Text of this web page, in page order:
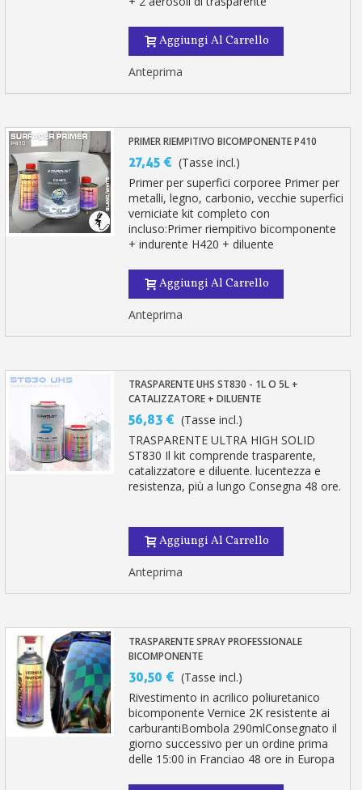
Aggiungi Al Carrello
Anteprima
PRIMER RIEMPITIVO BICOMPONENTE P410
27,45 € (Tasse incl.)
Primer per superfici corporee Primer per
metalli, legno, carbonio, vecchie superfici
verniciate kit completo con
incluso:Primer riempitivo bicomponente
+ indurente H420 + diluente
Aggiungi Al Carrello
Anteprima
TRASPARENTE UHS ST830 - 1L O 5L +
CATALIZZATORE + DILUENTE
56,83 € (Tasse incl.)
TRASPARENTE ULTRA HIGH SOLID
ST830 Il kit comprende trasparente,
catalizzatore e diluente. lucentezza e
resistenza, più a lungo Consegna 48 ore.
Aggiungi Al Carrello
Anteprima
TRASPARENTE SPRAY PROFESSIONALE
BICOMPONENTE
30,50 € (Tasse incl.)
Rivestimento in acrilico poliuretanico
bicomponente Vernice 2K resistente ai
carburantiBombola 290mlConsegnato il
giorno successivo per un ordine prima
delle 15:00 in Franciao 48 ore in Europa